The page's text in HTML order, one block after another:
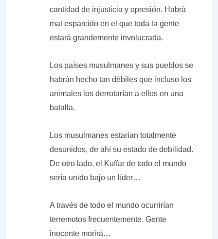
cantidad de injusticia y opresión. Habrá
mal esparcido en el que toda la gente
estará grandemente involucrada.
Los países musulmanes y sus pueblos se
habrán hecho tan débiles que incluso los
animales los derrotarían a ellos en una
batalla.
Los musulmanes estarían totalmente
desunidos, de ahí su estado de debilidad.
De otro lado, el Kuffar de todo el mundo
sería unido bajo un líder…
A través de todo el mundo ocurrirían
terremotos frecuentemente. Gente
inocente morirá…